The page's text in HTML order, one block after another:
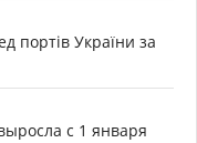
портів України за
с 1 января